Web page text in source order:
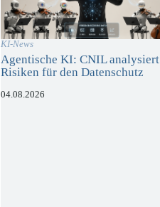
KI-News
Agentische KI: CNIL analysiert
Risiken für den Datenschutz
04.08.2026